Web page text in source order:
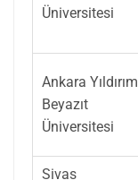
Üniversitesi
Ankara Yıldırım
Beyazıt
Üniversitesi
Sivas